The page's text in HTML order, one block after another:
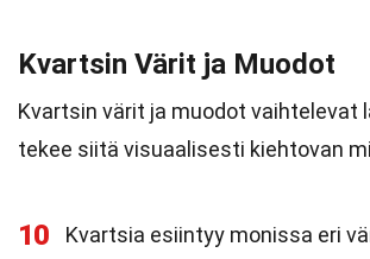
Kvartsin Värit ja Muodot
Kvartsin värit ja muodot vaihtelevat
tekee siitä visuaalisesti kiehtovan
10
Kvartsia esiintyy monissa eri